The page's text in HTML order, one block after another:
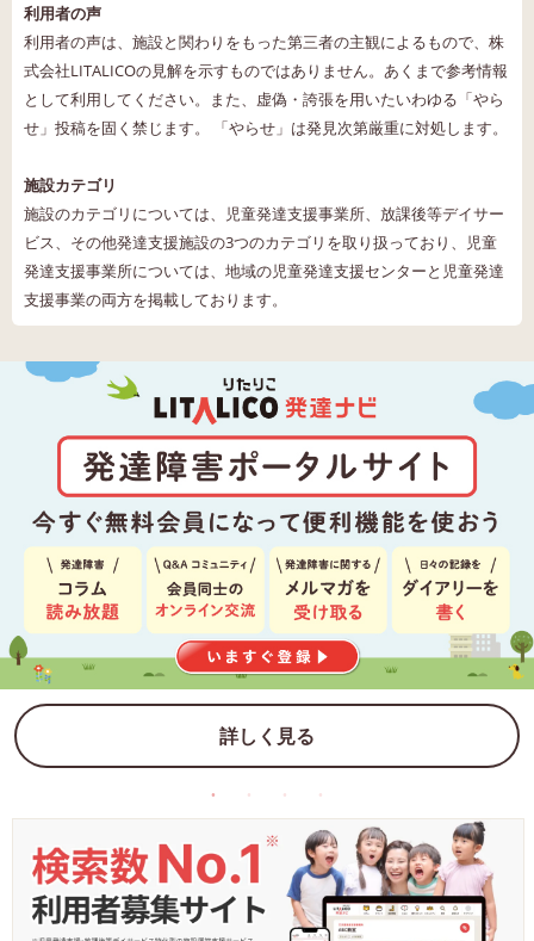
利用者の声
利用者の声は、施設と関わりをもった第三者の主観によるもので、株
式会社LITALICOの見解を示すものではありません。あくまで参考情報
として利用してください。また、虚偽・誇張を用いたいわゆる「やら
せ」投稿を固く禁じます。 「やらせ」は発見次第厳重に対処します。
施設カテゴリ
施設のカテゴリについては、児童発達支援事業所、放課後等デイサー
ビス、その他発達支援施設の3つのカテゴリを取り扱っており、児童
発達支援事業所については、地域の児童発達支援センターと児童発達
支援事業の両方を掲載しております。
詳しく見る